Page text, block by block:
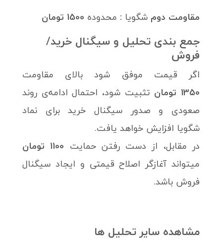
مقاومت دوم شگویا : محدوده 1500 تومان
جمع بندی تحلیل و سیگنال خرید/
فروش
اگر قیمت موفق شود بالای مقاومت
1350 تومان
تثبیت شود، احتمال ادامه‌ی روند
صعودی و صدور سیگنال خرید برای نماد
شگویا افزایش خواهد یافت.
در مقابل، از دست رفتن حمایت 1100 تومان
میتواند آغازگر اصلاح قیمتی و ایجاد سیگنال
فروش باشد.
مشاهده سایر تحلیل ها